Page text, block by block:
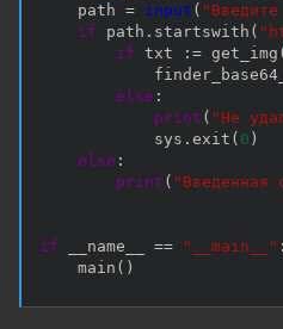
    path
= input (
if path . startswith (
if txt : = get_img (
else :
print ( "Не
            sys
. exit ( 0 )
else :
print ( "Введенная
if __name__ == "__main__" :
    main
( )